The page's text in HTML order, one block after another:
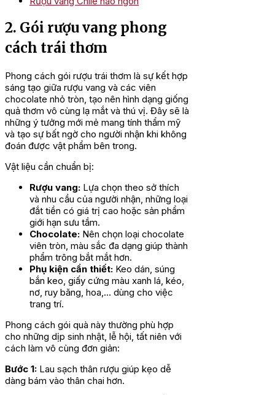
2. Gói rượu vang phong
cách trái thơm
Phong cách gói rượu trái thơm là sự kết hợp
sáng tạo giữa rượu vang và các viên
chocolate nhỏ tròn, tạo nên hình dạng giống
quả thơm vô cùng lạ mắt và thú vị. Đây sẽ là
những ý tưởng mới mẻ mang tính thẩm mỹ
và tạo sự bất ngờ cho người nhận khi không
đoán được vật phẩm bên trong.
Vật liệu cần chuẩn bị:
Rượu vang: Lựa chọn theo sở thích
và nhu cầu của người nhận, những loại
đắt tiền có giá trị cao hoặc sản phẩm
giới hạn sưu tầm.
Chocolate: Nên chọn loại chocolate
viên tròn, màu sắc đa dạng giúp thành
phẩm trông bắt mắt hơn.
Phụ kiện cần thiết: Keo dán, súng
bắn keo, giấy cứng màu xanh lá, kéo,
nơ, ruy băng, hoa,… dùng cho việc
trang trí.
Phong cách gói quà này thường phù hợp
cho những dịp sinh nhật, lễ hội, tất niên với
cách làm vô cùng đơn giản:
Bước 1: Lau sạch thân rượu giúp kẹo dễ
dàng bám vào thân chai hơn.